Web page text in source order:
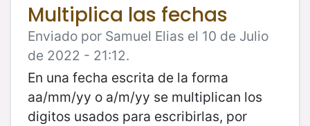
Multiplica las fechas
Enviado por Samuel Elias el 10 de Julio
de 2022 - 21:12.
En una fecha escrita de la forma
aa/mm/yy o a/m/yy se multiplican los
digitos usados para escribirlas, por